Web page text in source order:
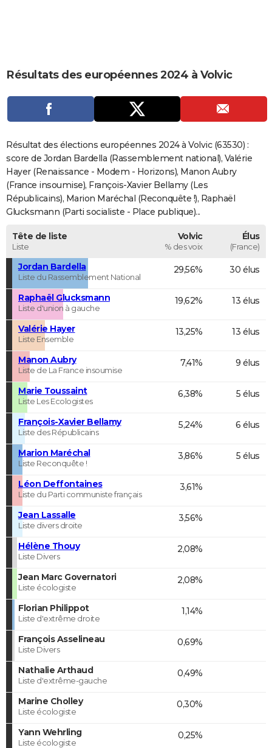
Carte de Noël
Carte Bonne année
Carte Saint-Valentin
Carte Pâques
Carte d'anniversaire
DICTIONNAIRE
COPAINS D'AVANT
S'inscrire
Se connecter
Lycées
Collèges
Primaires
Universités
Entreprises
Service militaire
Avis de recherche
AVIS DE DÉCÈS
FORUM
Bricolage
Lifestyle
Culture
Sport
Auto
Television
Voyage
Cinema
Résultats des européennes 2024 à Volvic
Résultat des élections européennes 2024 à Volvic (63530) :
score de Jordan Bardella (Rassemblement national), Valérie
Hayer (Renaissance - Modem - Horizons), Manon Aubry
(France insoumise), François-Xavier Bellamy (Les
Républicains), Marion Maréchal (Reconquête !), Raphaël
Glucksmann (Parti socialiste - Place publique)...
Tête de liste
Liste
Volvic
% des voix
Élus
(France)
Jordan Bardella
Liste du Rassemblement National
29,56% 30 élus
Raphaël Glucksmann
Liste d'union à gauche
19,62% 13 élus
Valérie Hayer
Liste Ensemble
13,25% 13 élus
Manon Aubry
Liste de La France insoumise
7,41% 9 élus
Marie Toussaint
Liste Les Ecologistes
6,38% 5 élus
François-Xavier Bellamy
Liste des Républicains
5,24% 6 élus
Marion Maréchal
Liste Reconquête !
3,86% 5 élus
Léon Deffontaines
Liste du Parti communiste français
3,61%
Jean Lassalle
Liste divers droite
3,56%
Hélène Thouy
Liste Divers
2,08%
Jean Marc Governatori
Liste écologiste
2,08%
Florian Philippot
Liste d'extrême droite
1,14%
François Asselineau
Liste Divers
0,69%
Nathalie Arthaud
Liste d'extrême-gauche
0,49%
Marine Cholley
Liste écologiste
0,30%
Yann Wehrling
Liste écologiste
0,25%